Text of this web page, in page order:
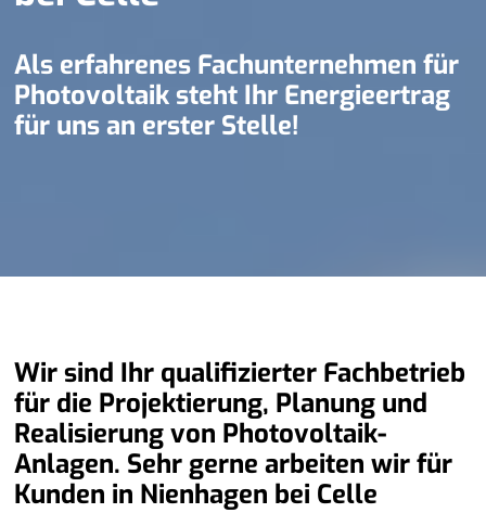
Als erfahrenes Fachunternehmen für
Photovoltaik steht Ihr Energieertrag
für uns an erster Stelle!
Wir sind Ihr qualifizierter Fachbetrieb
für die Projektierung, Planung und
Realisierung von Photovoltaik-
Anlagen. Sehr gerne arbeiten wir für
Kunden in Nienhagen bei Celle